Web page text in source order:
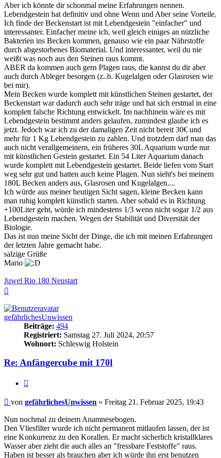
Aber ich könnte dir schonmal meine Erfahrungen nennen.
Lebendgestein hat definitiv und ohne Wenn und Aber seine Vorteile.
Ich finde der Beckenstart ist mit Lebendgestein "einfacher" und
interessanter. Einfacher meine ich, weil gleich einiges an nützliche
Bakterien ins Becken kommen, genauso wie ein paar Nährstoffe
durch abgestorbenes Biomaterial. Und interessanter, weil du nie
weißt was noch aus den Steinen raus kommt.
ABER da kommen auch gern Plagen raus, die kannst du dir aber
auch durch Ableger besorgen (z..b. Kugelalgen oder Glasrosen wie
bei mir).
Mein Becken wurde komplett mit künstlichen Steinen gestartet, der
Beckenstart war dadurch auch sehr träge und hat sich erstmal in eine
komplett falsche Richtung entwickelt. Im nachhinein wäre es mit
Lebendgestein bestimmt anders gelaufen, zumindest glaube ich es
jetzt. Jedoch war ich zu der damaligen Zeit nicht bereit 30€ und
mehr für 1 Kg Lebendgestein zu zahlen. Und trotzdem darf man das
auch nicht verallgemeinern, ein früheres 30L Aquarium wurde nur
mit künstlichen Gestein gestartet. Ein 54 Liter Aquarium danach
wurde komplett mit Lebendgestein gestartet. Beide liefen vom Start
weg sehr gut und hatten auch keine Plagen. Nun sieht's bei meinem
180L Becken anders aus, Glasrosen und Kugelalgen....
Ich würde aus meiner heutigen Sicht sagen, kleine Becken kann
man ruhig komplett künstlich starten. Aber sobald es in Richtung
+100Liter geht, würde ich mindestens 1/3 wenn nicht sogar 1/2 aus
Lebendgestein machen. Wegen der Stabilität und Diversität der
Biologie.
Das ist nun meine Sicht der Dinge, die ich mit meinen Erfahrungen
der letzten Jahre gemacht habe.
salzige Grüße
Mario
Juwel Rio 180 Neustart
gefährlichesUnwissen
Beiträge: 494
Registriert: Samstag 27. Juli 2024, 20:57
Wohnort: Schleswig Holstein
Re: Anfängercube mit 170l
Beitrag
von gefährlichesUnwissen » Freitag 21. Februar 2025, 19:43
Nun nochmal zu deinem Anamnesebogen.
Den Vliesfilter wurde ich nicht permanent mitlaufen lassen, der ist
eine Konkurrenz zu den Korallen. Er macht sicherlich kristallklares
Wasser aber zieht die auch alles an "fressbare Feststoffe" raus.
Haben ist besser als brauchen aber ich würde ihn erst benutzen